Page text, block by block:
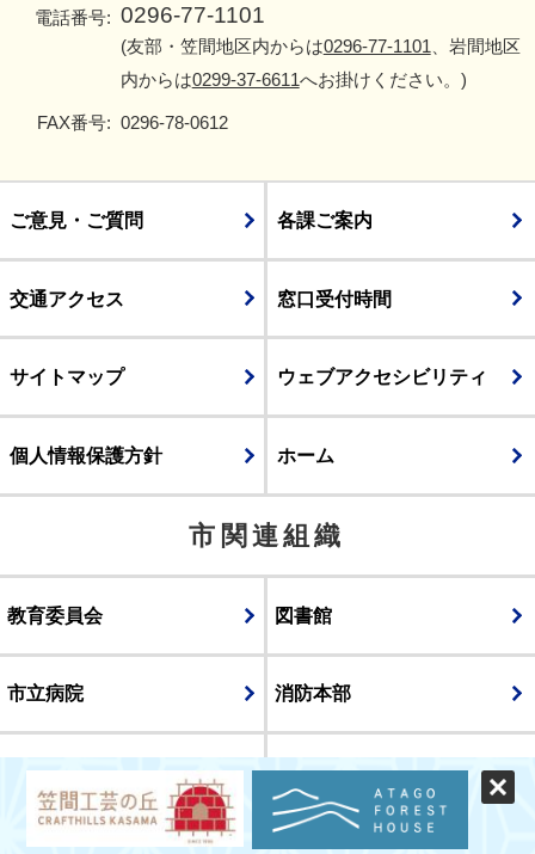
電話番号: 0296-77-1101
(友部・笠間地区内からは0296-77-1101 、岩間地区
内からは0299-37-6611へお掛けください。)
FAX番号: 0296-78-0612
ご意見・ご質問 各課ご案内
交通アクセス 窓口受付時間
サイトマップ ウェブアクセシビリティ
個人情報保護方針 ホーム
市関連組織
教育委員会 図書館
市立病院 消防本部
議会
表示 スマートフォン版 パソコン版